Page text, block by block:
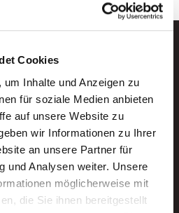
Cookies
Inhalte und Anzeigen zu
für soziale Medien anbieten
auf unsere Website zu
wir Informationen zu Ihrer
an unsere Partner für
und Analysen weiter. Unsere
möglicherweise mit
die Sie ihnen bereitgestellt
per E-Mail.
Service von AWO
Jobs.
eintragen